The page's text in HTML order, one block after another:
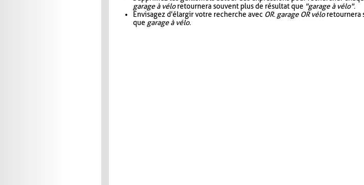
garage à véloretournera souvent plus de résultat que "garage à vélo".
Envisagez d'élargir votre recherche avec OR. garage OR véloretournera
que garage à vélo.